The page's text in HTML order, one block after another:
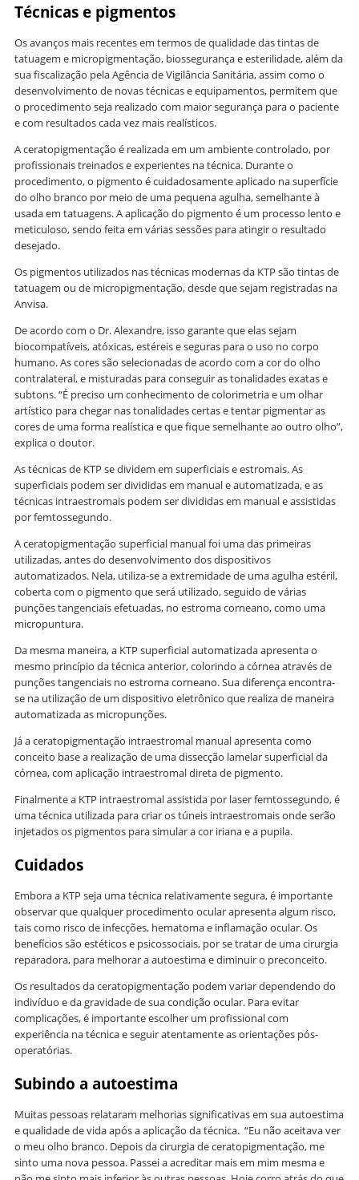
Técnicas e pigmentos
Os avanços mais recentes em termos de qualidade das tintas de
tatuagem e micropigmentação, biossegurança e esterilidade, além da
sua fiscalização pela Agência de Vigilância Sanitária, assim como o
desenvolvimento de novas técnicas e equipamentos, permitem que
o procedimento seja realizado com maior segurança para o paciente
e com resultados cada vez mais realísticos.
A ceratopigmentação é realizada em um ambiente controlado, por
profissionais treinados e experientes na técnica. Durante o
procedimento, o pigmento é cuidadosamente aplicado na superfície
do olho branco por meio de uma pequena agulha, semelhante à
usada em tatuagens. A aplicação do pigmento é um processo lento e
meticuloso, sendo feita em várias sessões para atingir o resultado
desejado.
Os pigmentos utilizados nas técnicas modernas da KTP são tintas de
tatuagem ou de micropigmentação, desde que sejam registradas na
Anvisa.
De acordo com o Dr. Alexandre, isso garante que elas sejam
biocompatíveis, atóxicas, estéreis e seguras para o uso no corpo
humano. As cores são selecionadas de acordo com a cor do olho
contralateral, e misturadas para conseguir as tonalidades exatas e
subtons. “É preciso um conhecimento de colorimetria e um olhar
artístico para chegar nas tonalidades certas e tentar pigmentar as
cores de uma forma realística e que fique semelhante ao outro olho”,
explica o doutor.
As técnicas de KTP se dividem em superficiais e estromais. As
superficiais podem ser divididas em manual e automatizada, e as
técnicas intraestromais podem ser divididas em manual e assistidas
por femtossegundo.
A ceratopigmentação superficial manual foi uma das primeiras
utilizadas, antes do desenvolvimento dos dispositivos
automatizados. Nela, utiliza-se a extremidade de uma agulha estéril,
coberta com o pigmento que será utilizado, seguido de várias
punções tangenciais efetuadas, no estroma corneano, como uma
micropuntura.
Da mesma maneira, a KTP superficial automatizada apresenta o
mesmo princípio da técnica anterior, colorindo a córnea através de
punções tangenciais no estroma corneano. Sua diferença encontra-
se na utilização de um dispositivo eletrônico que realiza de maneira
automatizada as micropunções.
Já a ceratopigmentação intraestromal manual apresenta como
conceito base a realização de uma dissecção lamelar superficial da
córnea, com aplicação intraestromal direta de pigmento.
Finalmente a KTP intraestromal assistida por laser femtossegundo, é
uma técnica utilizada para criar os túneis intraestromais onde serão
injetados os pigmentos para simular a cor iriana e a pupila.
Cuidados
Embora a KTP seja uma técnica relativamente segura, é importante
observar que qualquer procedimento ocular apresenta algum risco,
tais como risco de infecções, hematoma e inflamação ocular. Os
benefícios são estéticos e psicossociais, por se tratar de uma cirurgia
reparadora, para melhorar a autoestima e diminuir o preconceito.
Os resultados da ceratopigmentação podem variar dependendo do
indivíduo e da gravidade de sua condição ocular. Para evitar
complicações, é importante escolher um profissional com
experiência na técnica e seguir atentamente as orientações pós-
operatórias.
Subindo a autoestima
Muitas pessoas relataram melhorias significativas em sua autoestima
e qualidade de vida após a aplicação da técnica. “Eu não aceitava ver
o meu olho branco. Depois da cirurgia de ceratopigmentação, me
sinto uma nova pessoa. Passei a acreditar mais em mim mesma e